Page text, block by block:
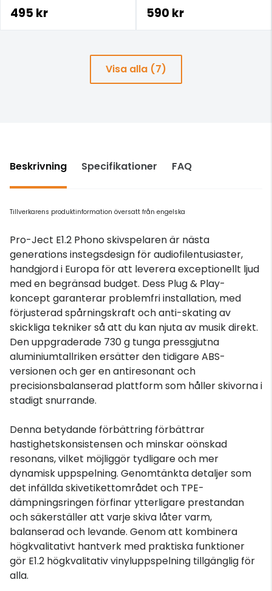
495 kr
dess interaktion med din
590 kr
Visa alla (7)
Beskrivning Specifikationer FAQ
Tillverkarens produktinformation översatt från engelska
Pro-Ject E1.2 Phono skivspelaren är nästa
generations instegsdesign för audiofilentusiaster,
handgjord i Europa för att leverera exceptionellt ljud
med en begränsad budget. Dess Plug & Play-
koncept garanterar problemfri installation, med
förjusterad spårningskraft och anti-skating av
skickliga tekniker så att du kan njuta av musik direkt.
Den uppgraderade 730 g tunga pressgjutna
aluminiumtallriken ersätter den tidigare ABS-
versionen och ger en antiresonant och
precisionsbalanserad plattform som håller skivorna i
stadigt snurrande.
Denna betydande förbättring förbättrar
hastighetskonsistensen och minskar oönskad
resonans, vilket möjliggör tydligare och mer
dynamisk uppspelning. Genomtänkta detaljer som
det infällda skivetikettområdet och TPE-
dämpningsringen förfinar ytterligare prestandan
och säkerställer att varje skiva låter varm,
balanserad och levande. Genom att kombinera
högkvalitativt hantverk med praktiska funktioner
gör E1.2 högkvalitativ vinyluppspelning tillgänglig för
alla.